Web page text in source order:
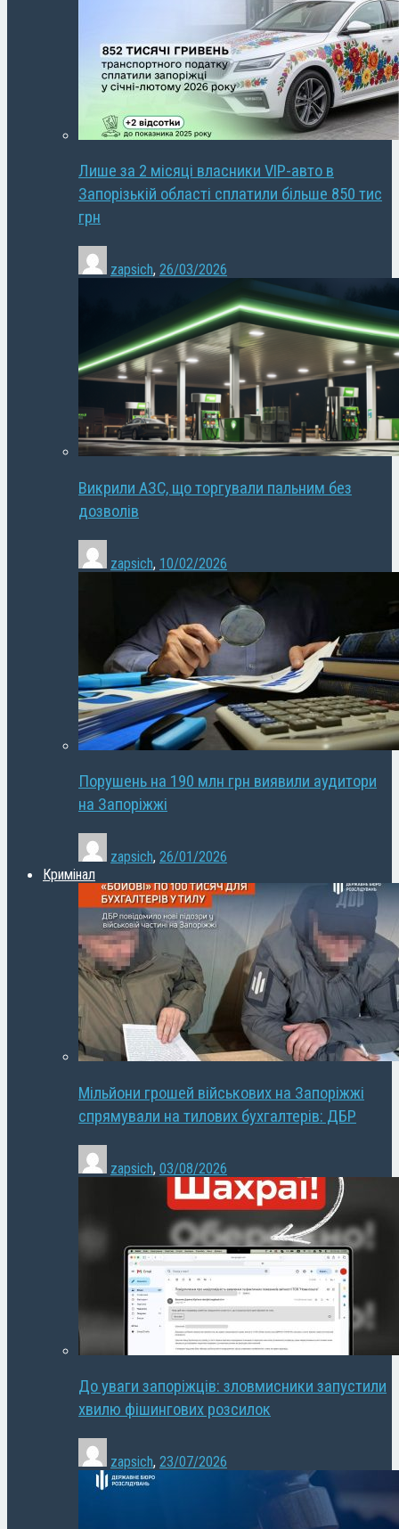
Лише за 2 місяці власники VIP-авто в
Запорізькій області сплатили більше 850 тис
грн
zapsich, 26/03/2026
Викрили АЗС, що торгували пальним без
дозволів
zapsich, 10/02/2026
Порушень на 190 млн грн виявили аудитори
на Запоріжжі
zapsich, 26/01/2026
Кримінал
Мільйони грошей військових на Запоріжжі
спрямували на тилових бухгалтерів: ДБР
zapsich, 03/08/2026
До уваги запоріжців: зловмисники запустили
хвилю фішингових розсилок
zapsich, 23/07/2026